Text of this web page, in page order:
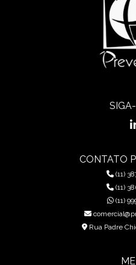
pode envolver a região
língua, lábios, garganta, ou
CONTATO
(11)
(11)
(11)
Rua Padre